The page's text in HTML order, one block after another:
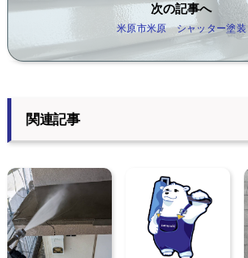
次の記事へ
米原市米原 シャッター塗装
関連記事